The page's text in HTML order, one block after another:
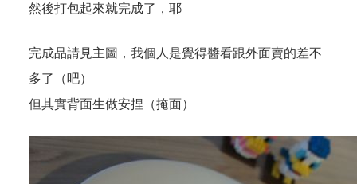
然後打包起來就完成了，耶
完成品請見主圖，我個人是覺得醬看跟外面賣的差不
多了（吧）
但其實背面生做安捏（掩面）